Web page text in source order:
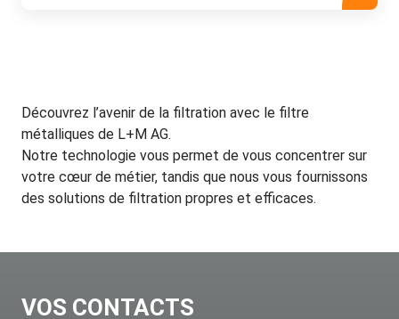
Découvrez l’avenir de la filtration avec le filtre
métalliques de L+M AG.
Notre technologie vous permet de vous concentrer sur
votre cœur de métier, tandis que nous vous fournissons
des solutions de filtration propres et efficaces.
VOS CONTACTS